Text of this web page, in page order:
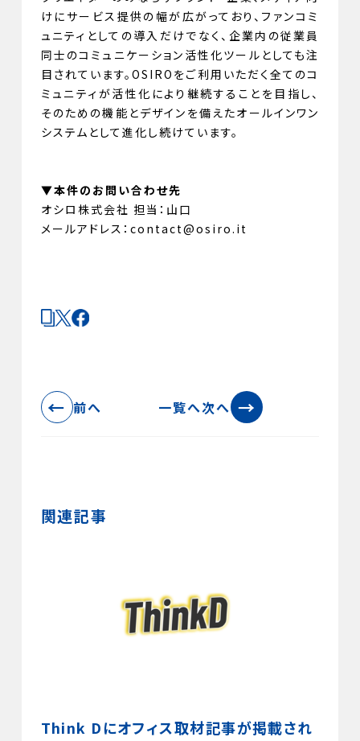
けにサービス提供の幅が広がっており、ファンコミ
ュニティとしての導入だけでなく、企業内の従業員
同士のコミュニケーション活性化ツールとしても注
目されています。OSIROをご利用いただく全てのコ
ミュニティが活性化により継続することを目指し、
そのための機能とデザインを備えたオールインワン
システムとして進化し続けています。
▼本件のお問い合わせ先
オシロ株式会社 担当：山口
メールアドレス：contact@osiro.it
← 前へ 一覧へ次へ →
関連記事
Think Dにオフィス取材記事が掲載され